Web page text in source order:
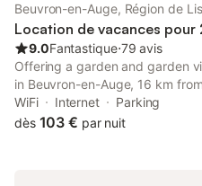
Beuvron-en-Auge, Région de
Location de vacances pour
9.0Fantastique⋅79 avis
Offering a garden and garden
in Beuvron-en-Auge, 16 km
from Cabourg Casino. This
free private parking and free
WiFi Internet
Parking
dès 103 € par nuit